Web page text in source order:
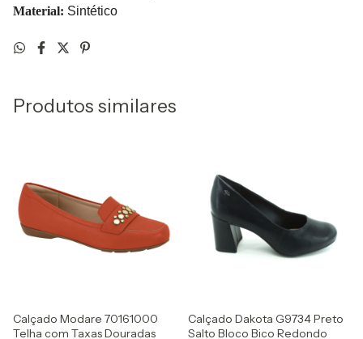
Material: Sintético
Produtos similares
Calçado Modare 70161000
Telha com Taxas Douradas
Calçado Dakota G9734 Preto
Salto Bloco Bico Redondo